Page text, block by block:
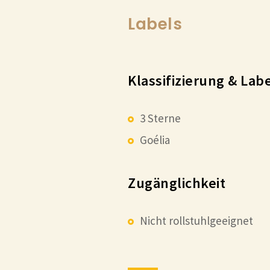
Labels
Klassifizierung &
3 Sterne
Goélia
Zugänglichkeit
Nicht rollstuhlgeeignet